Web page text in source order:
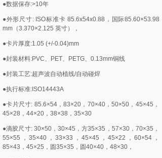
●数据保存:>10年
●外形尺寸: ISO标准卡 85.6x54x0.88，国际85.60×53.98
mm（3.370×2.125 英寸），
●卡片厚度:1.05 (+/-0.04)mm
●封装材料:PVC、PET、PETG、0.13mm铜线
●封装工艺:超声波自动植线/自动碰焊
●执行标准:ISO14443A
●卡片尺寸: 85.6×54，83×20，70×40，50×50，45×45，
45×28，44×20，38×38，35×30
●滴胶尺寸: 30×50，30×45，方35×35，57×30，70×35，
55×55，35×40，33×33，45×45，45×22，60×54，
85×43，45×25，圆35×35，圆40×40，48×30，